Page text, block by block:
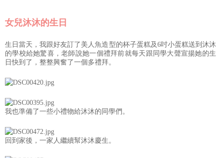
女兒沐沐的生日
生日當天，我跟好友訂了美人魚造型的杯子蛋糕及6吋小蛋糕送到沐沐
的學校給她驚喜，老師說她一個禮拜前就每天跟同學大聲宣揚她的生
日快到了，整整興奮了一個多禮拜。
我也準備了一些小禮物給沐沐的同學們。
回到家後，一家人繼續幫沐沐慶生。